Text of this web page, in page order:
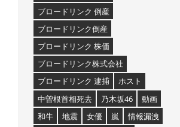
ブロードリンク 倒産
ブロードリンク倒産
ブロードリンク 株価
ブロードリンク株式会社
ブロードリンク 逮捕
ホスト
中曽根首相死去
乃木坂46
動画
和牛
地震 女優 嵐
情報漏洩